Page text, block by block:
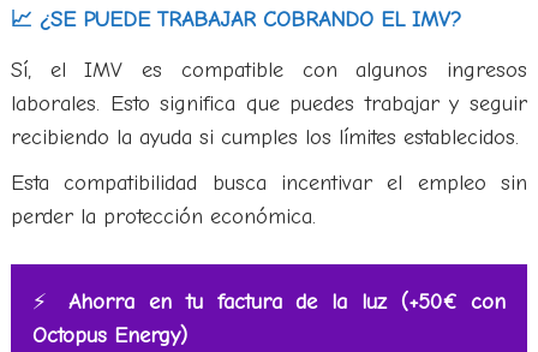
📈 ¿SE PUEDE TRABAJAR COBRANDO EL IMV?
Sí, el IMV es compatible con algunos ingresos
laborales. Esto significa que puedes trabajar y seguir
recibiendo la ayuda si cumples los límites establecidos.
Esta compatibilidad busca incentivar el empleo sin
perder la protección económica.
⚡ Ahorra en tu factura de la luz (+50€ con
Octopus Energy)